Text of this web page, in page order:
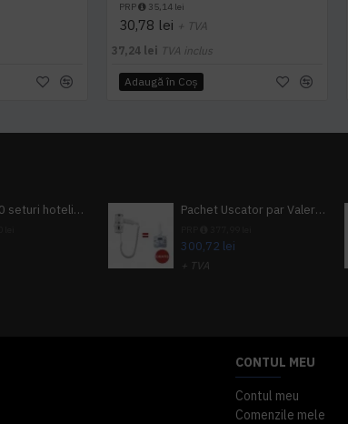
PRP 35,14 lei
30,78 lei + TVA
37,24 lei TVA inclus
Adaugă în Coş
Pachet 100 seturi hoteliere, set dentar, set barbierit, casca de dus, pila unghii, set cusut Pachet Uscator par Valera Action Super Plus + GRATUIT Sampon si gel de dus Tork
300,72 lei
+ TVA
CONTUL MEU
Contul meu
Comenzile mele